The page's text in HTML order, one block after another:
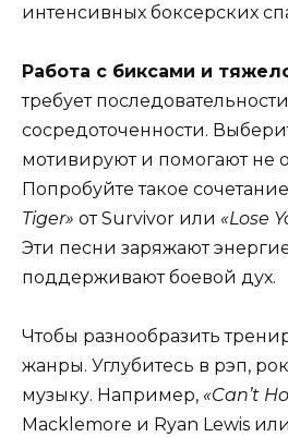
интенсивных боксерских
Работа с биксами и
требует
сосредоточенности.
мотивируют и помогают не
Попробуйте такое
Tiger» от Survivor или «Lose
Эти песни заряжают
поддерживают боевой дух.
Чтобы разнообразить
жанры. Углубитесь в рэп,
музыку. Например, «Can’t
Macklemore и Ryan Lewis или